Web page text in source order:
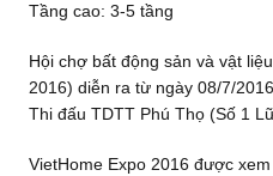
Tầng cao: 3-5 tầng
Hội chợ bất động sản và vật
2016) diễn ra từ ngày 08/7/
Thi đấu TDTT Phú Thọ (Số 1
VietHome Expo 2016 được